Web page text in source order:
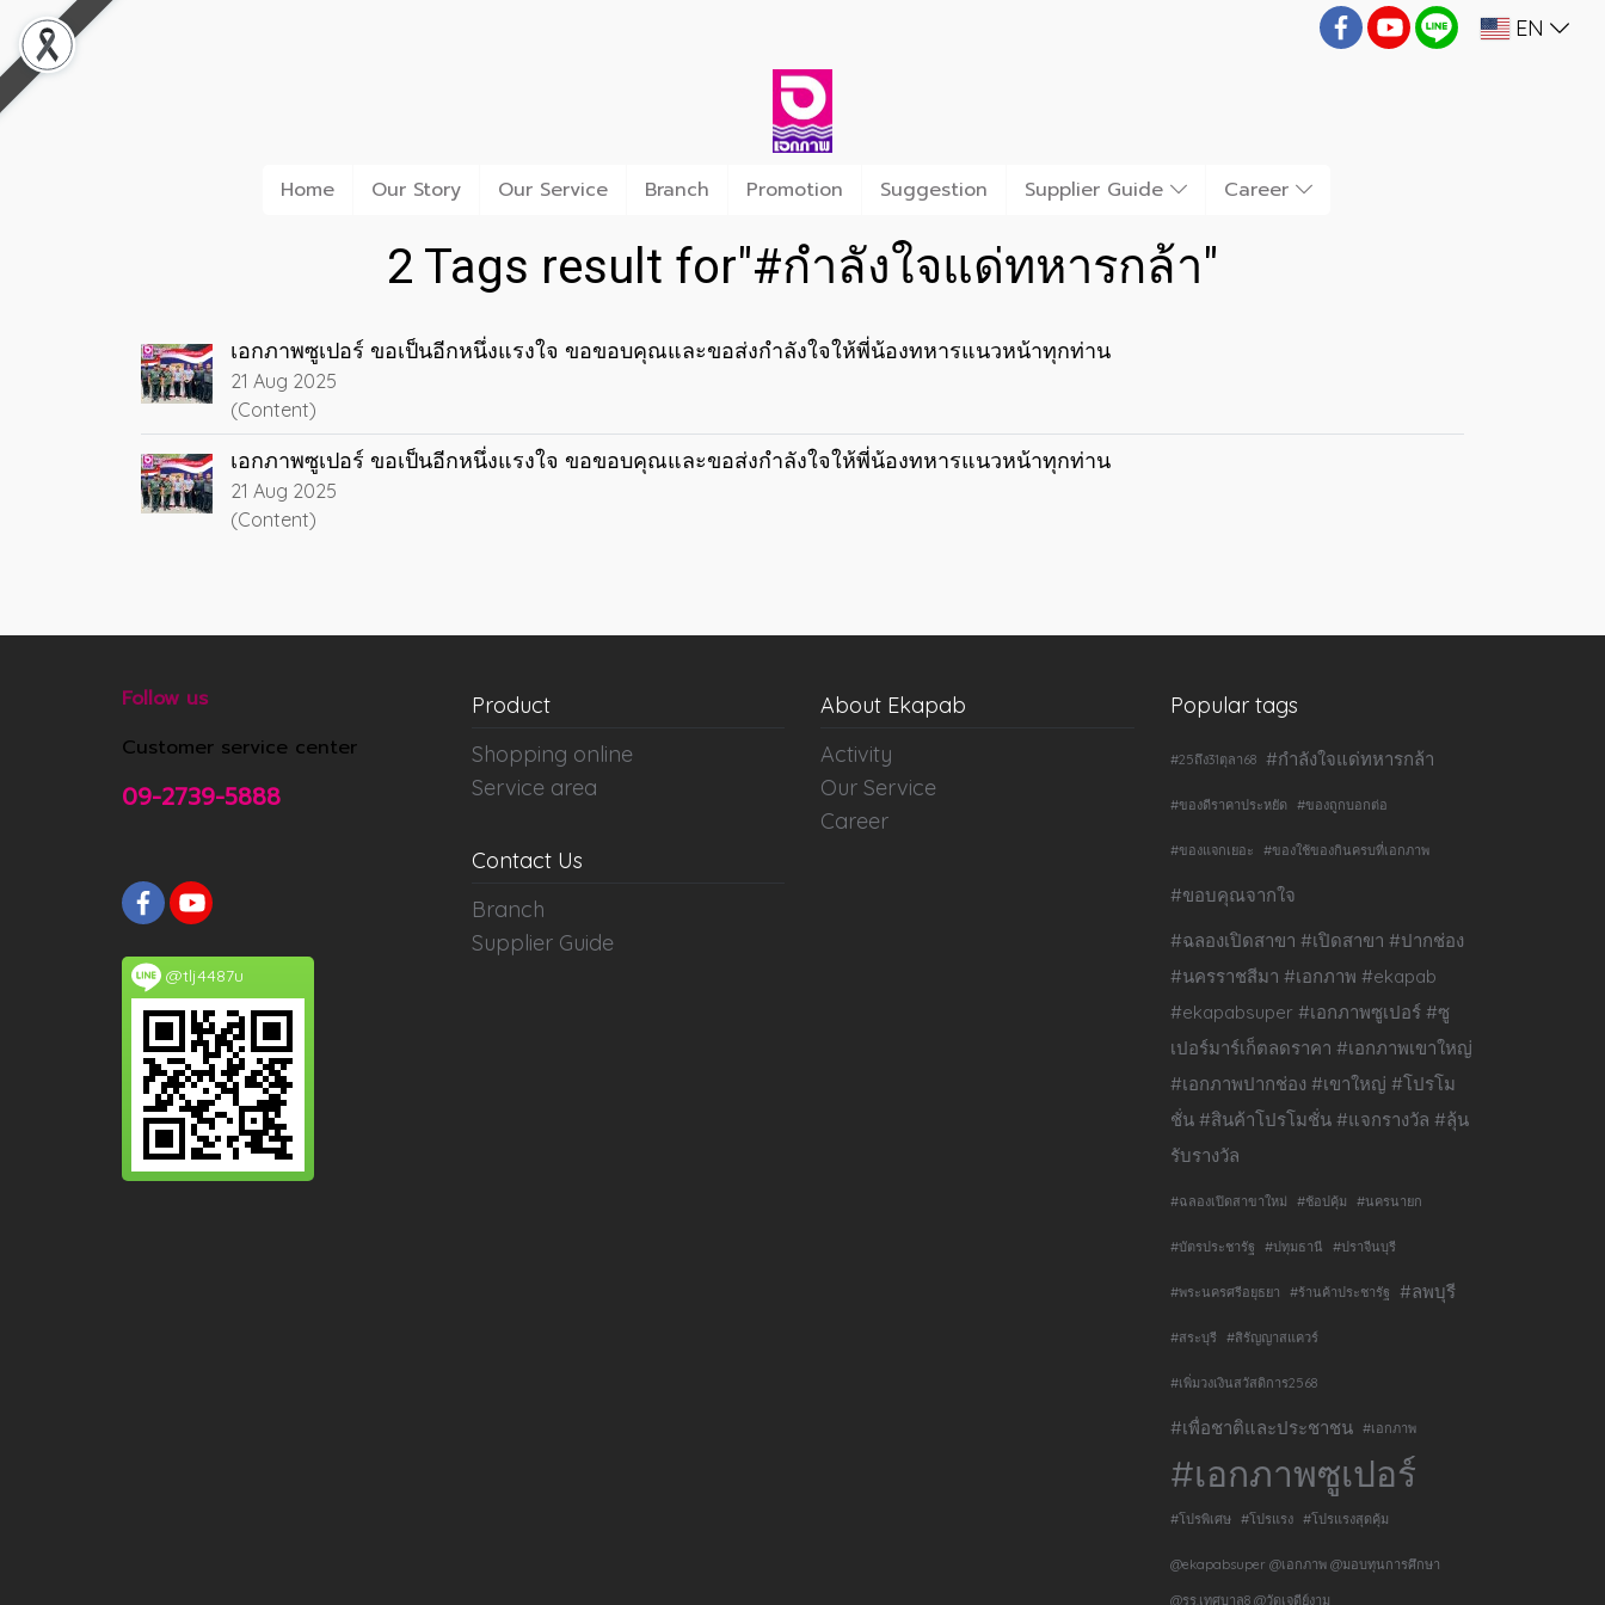
EN
Home Our Story Our Service Branch Promotion Suggestion Supplier Guide Career
2 Tags result for"#กำลังใจแด่ทหารกล้า"
เอกภาพซูเปอร์ ขอเป็นอีกหนึ่งแรงใจ ขอขอบคุณและขอส่งกำลังใจให้พี่น้องทหารแนวหน้าทุกท่าน
21 Aug 2025
(Content)
เอกภาพซูเปอร์ ขอเป็นอีกหนึ่งแรงใจ ขอขอบคุณและขอส่งกำลังใจให้พี่น้องทหารแนวหน้าทุกท่าน
21 Aug 2025
(Content)
Follow us
Customer service center
09-2739-5888
@tlj4487u
Product
Shopping online
Service area
About Ekapab
Activity
Our Service
Career
Contact Us
Branch
Supplier Guide
Popular tags
#25ถึง31ตุลา68 #กำลังใจแด่ทหารกล้า
#ของดีราคาประหยัด #ของถูกบอกต่อ
#ของแจกเยอะ #ของใช้ของกินครบที่เอกภาพ
#ขอบคุณจากใจ
#ฉลองเปิดสาขา #เปิดสาขา #ปากช่อง
#นครราชสีมา #เอกภาพ #ekapab
#ekapabsuper #เอกภาพซูเปอร์ #ซู
เปอร์มาร์เก็ตลดราคา #เอกภาพเขาใหญ่
#เอกภาพปากช่อง #เขาใหญ่ #โปรโม
ชั่น #สินค้าโปรโมชั่น #แจกรางวัล #ลุ้น
รับรางวัล
#ฉลองเปิดสาขาใหม่ #ช้อปคุ้ม #นครนายก
#บัตรประชารัฐ #ปทุมธานี #ปราจีนบุรี
#พระนครศรีอยุธยา #ร้านค้าประชารัฐ #ลพบุรี
#สระบุรี #สิรัญญาสแควร์
#เพิ่มวงเงินสวัสดิการ2568
#เพื่อชาติและประชาชน #เอกภาพ
#เอกภาพซูเปอร์
#โปรพิเศษ #โปรแรง #โปรแรงสุดคุ้ม
@ekapabsuper @เอกภาพ @มอบทุนการศึกษา
@รร.เทศบาล8 @วัดเจดีย์งาม